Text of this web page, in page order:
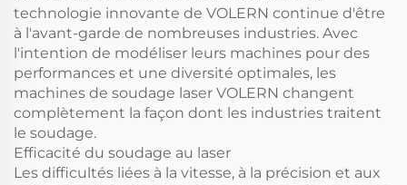
technologie innovante de VOLERN continue d'être
à l'avant-garde de nombreuses industries. Avec
l'intention de modéliser leurs machines pour des
performances et une diversité optimales, les
machines de soudage laser VOLERN changent
complètement la façon dont les industries traitent
le soudage.
Efficacité du soudage au laser
Les difficultés liées à la vitesse, à la précision et aux